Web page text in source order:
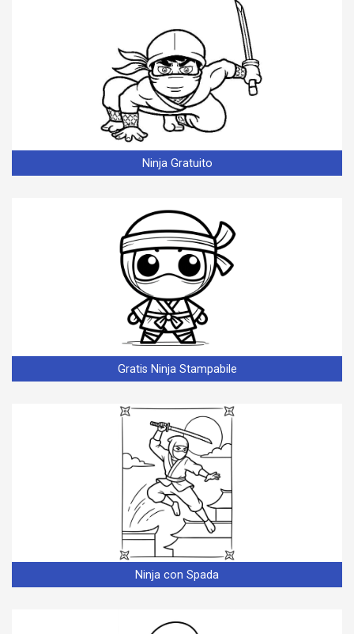
Ninja Gratuito
Gratis Ninja Stampabile
Ninja con Spada